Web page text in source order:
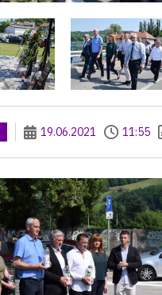
19.06.2021 11:55